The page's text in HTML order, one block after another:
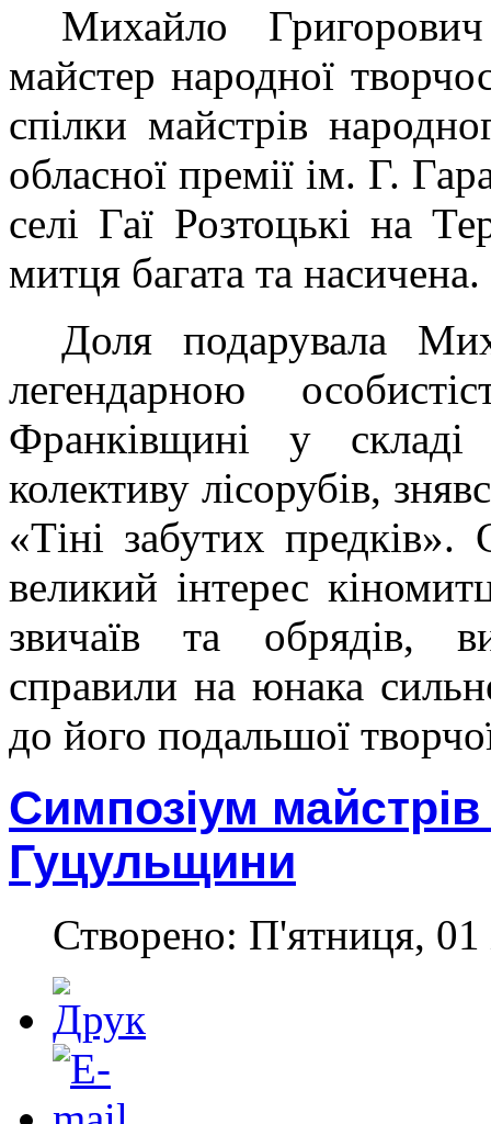
Михайло
майстер народної
спілки майстрів
обласної премії ім. Г.
селі Гаї Розтоцькі на
митця багата та насичена.
Доля подарувала
легендарною
Франківщині у складі
колективу лісорубів,
«Тіні забутих
великий інтерес
звичаїв та обрядів,
справили на юнака
до його подальшої
Симпозіум
Гуцульщини
Створено: П'ятниця,